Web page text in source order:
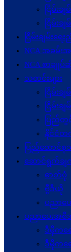
ငြိမ်းခ
ငြိမ်းခ
ငြိမ်းချမ်းရေ
NCA အခမ်းအန
NCA စာချုပ်
သတင်းများ
ငြိမ်းခ
ငြိမ်းခ
ပြည်တွင်
နိုင်ငံတ
ပြည်ထောင်
ဆောင်ရွက်ချက်
ဓာတ်ပုံ
ဗွီဒီယို
ပညာပေ
ပညာပေးအစီ
ဒီမိုကရ
ဒီမိုကရ